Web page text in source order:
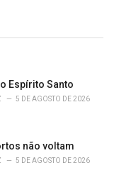
Espírito Santo
5 DE AGOSTO DE 2026
não voltam
5 DE AGOSTO DE 2026